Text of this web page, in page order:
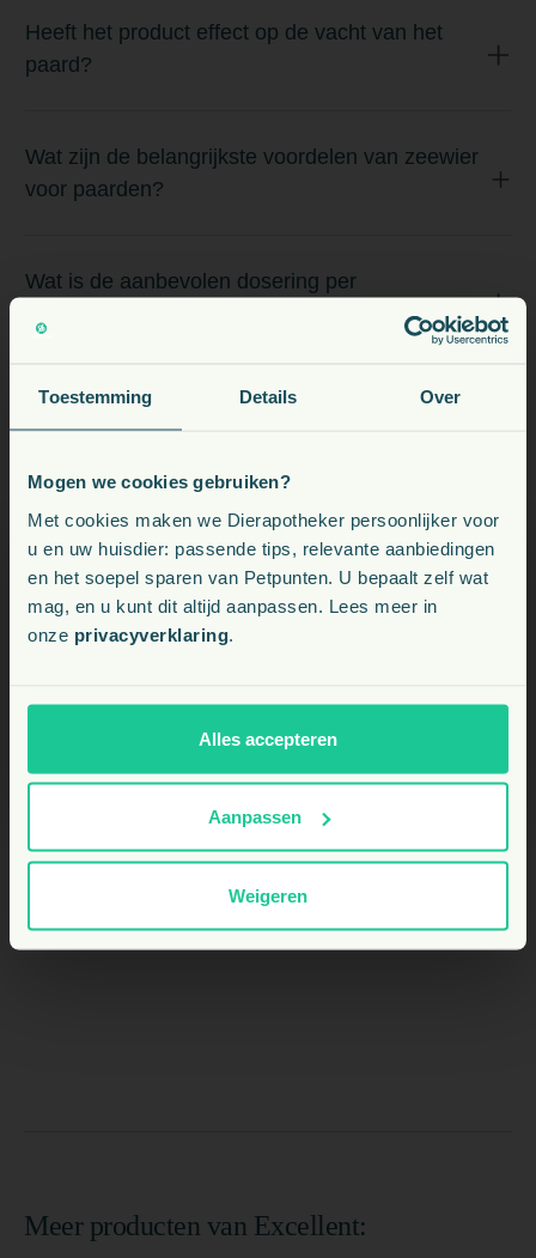
Toestemming Details Over
Mogen we cookies gebruiken?
Met cookies maken we Dierapotheker persoonlijker voor
u en uw huisdier: passende tips, relevante aanbiedingen
en het soepel sparen van Petpunten. U bepaalt zelf wat
mag, en u kunt dit altijd aanpassen. Lees meer in
onze privacyverklaring
Alles accepteren
Aanpassen
Weigeren
Heeft het product effect op de vacht van het
paard?
Wat zijn de belangrijkste voordelen van zeewier
voor paarden?
Wat is de aanbevolen dosering per
Mag het supplement langdurig worden gebruikt?
Meer producten van Excellent:
Kies uw land:
BE